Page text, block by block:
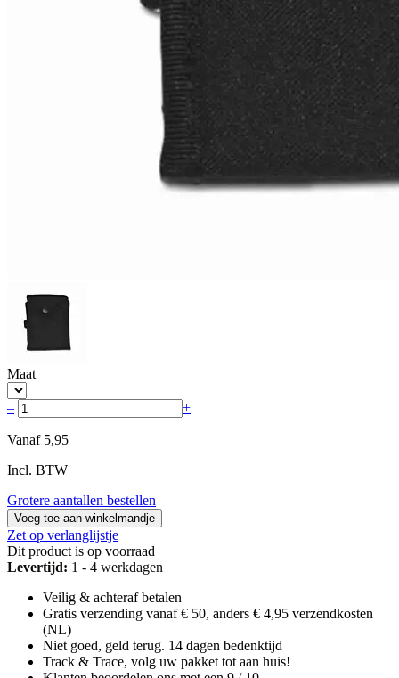
Maat
– +
Vanaf 5,95
Incl. BTW
Grotere aantallen bestellen
Voeg toe aan winkelmandje
Zet op verlanglijstje
Dit product is op voorraad
Levertijd: 1 - 4 werkdagen
Veilig & achteraf betalen
Gratis verzending vanaf € 50, anders € 4,95 verzendkosten
(NL)
Niet goed, geld terug. 14 dagen bedenktijd
Track & Trace, volg uw pakket tot aan huis!